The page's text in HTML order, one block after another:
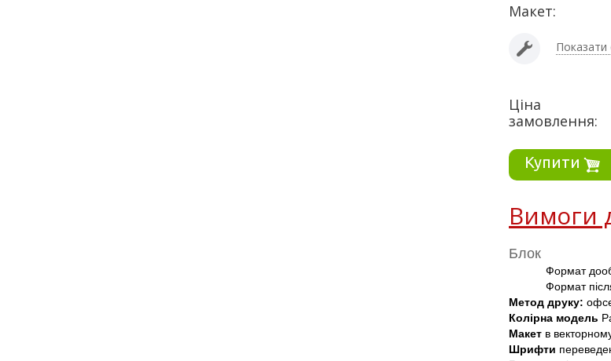
макет:
Показати
Ціна
замовлення:
Купити
Вимоги
Блок
Формат
Формат
Метод друку:
Колірна модель
Макет в
Шрифти